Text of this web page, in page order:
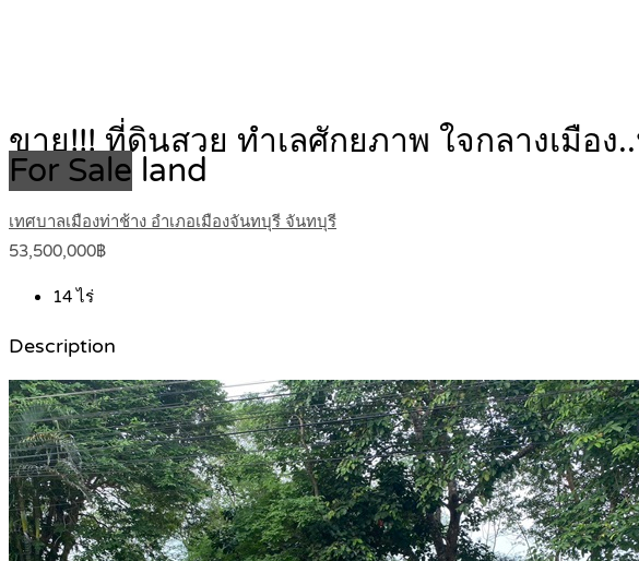
ขาย!!! ที่ดินสวย ทำเลศักยภาพ ใจกลางเมือ
For Sale land
เทศบาลเมืองท่าช้าง อำเภอเมืองจันทบุรี จันทบุรี
53,500,000฿
14ไร่
Description